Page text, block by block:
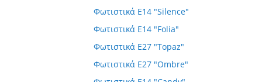
Φωτιστικά E14 "Silence"
Φωτιστικά E14 "Folia"
Φωτιστικά E27 "Topaz"
Φωτιστικά E27 "Ombre"